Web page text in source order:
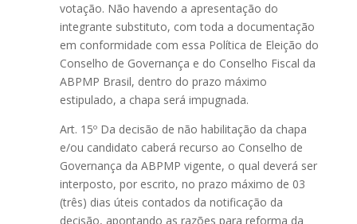
votação. Não havendo a apresentação do
integrante substituto, com toda a documentação
em conformidade com essa Política de Eleição do
Conselho de Governança e do Conselho Fiscal da
ABPMP Brasil, dentro do prazo máximo
estipulado, a chapa será impugnada.
Art. 15º Da decisão de não habilitação da chapa
e/ou candidato caberá recurso ao Conselho de
Governança da ABPMP vigente, o qual deverá ser
interposto, por escrito, no prazo máximo de 03
(três) dias úteis contados da notificação da
decisão, apontando as razões para reforma da